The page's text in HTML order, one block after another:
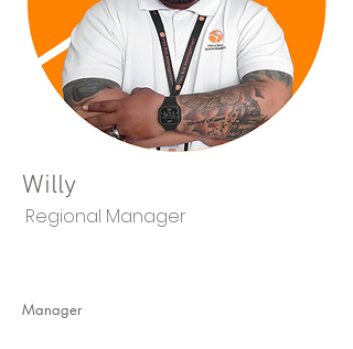
Willy
Regional Manager
Manager